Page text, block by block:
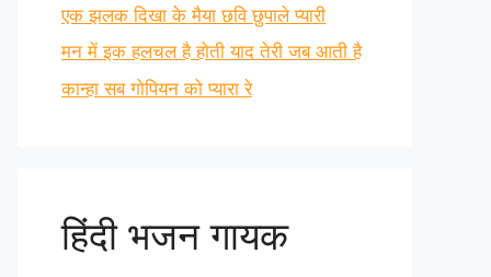
एक झलक दिखा के मैया छवि छुपाले प्यारी
मन में इक हलचल है होती याद तेरी जब आती है
कान्हा सब गोपियन को प्यारा रे
हिंदी भजन गायक